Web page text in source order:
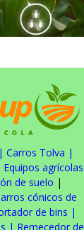
| Carros Tolva |
Equipos agrícolas
de suelo |
cónicos de
de bins |
| Remecedor de